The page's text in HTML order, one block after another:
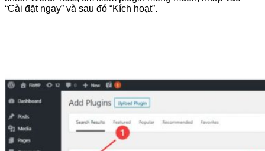
“Cài đặt ngay” và sau đó “Kích hoạt”.